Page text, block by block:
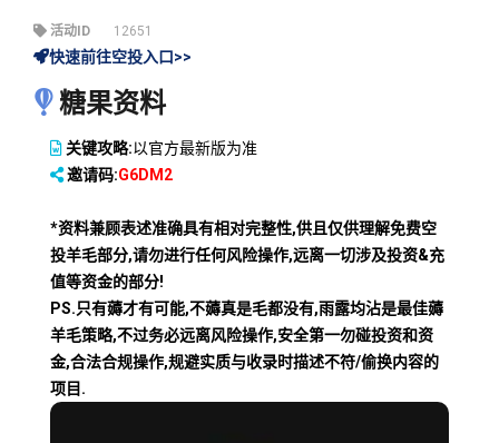
活动ID 12651
快速前往空投入口>>
糖果资料
关键攻略:以官方最新版为准
邀请码:G6DM2
*资料兼顾表述准确具有相对完整性,供且仅供理解免费空
投羊毛部分,请勿进行任何风险操作,远离一切涉及投资&充
值等资金的部分!
PS.只有薅才有可能,不薅真是毛都没有,雨露均沾是最佳薅
羊毛策略,不过务必远离风险操作,安全第一勿碰投资和资
金,合法合规操作,规避实质与收录时描述不符/偷换内容的
项目.